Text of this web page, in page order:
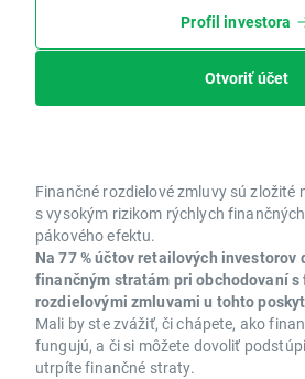
Profil investora
Otvoriť účet
Finančné rozdielové zmluvy sú zložité
s vysokým rizikom rýchlych
pákového efektu.
Na 77 % účtov retailových investorov
finančným stratám pri obchodovaní
rozdielovými zmluvami u tohto
Mali by ste zvážiť, či chápete, ako
fungujú, a či si môžete dovoliť
utrpíte finančné straty.